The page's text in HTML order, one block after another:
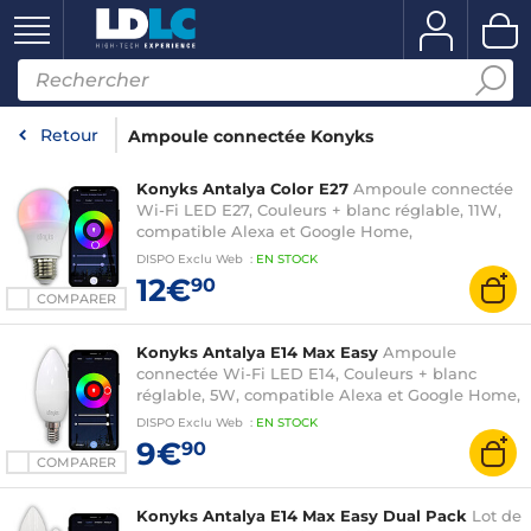
Retour Ampoule connectée Konyks
COMPARER
Konyks Antalya Color E27 Ampoule connectée
Wi-Fi LED E27, Couleurs + blanc réglable, 11W,
compatible Alexa et Google Home,
automatisations faciles
DISPO Exclu Web : EN STOCK
12€90
COMPARER
Konyks Antalya E14 Max Easy Ampoule
connectée Wi-Fi LED E14, Couleurs + blanc
réglable, 5W, compatible Alexa et Google Home,
automatisations faciles
DISPO Exclu Web : EN STOCK
9€90
Konyks Antalya E14 Max Easy Dual Pack Lot de